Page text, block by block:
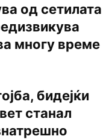
од сетилата
многу време
бидејќи
станал